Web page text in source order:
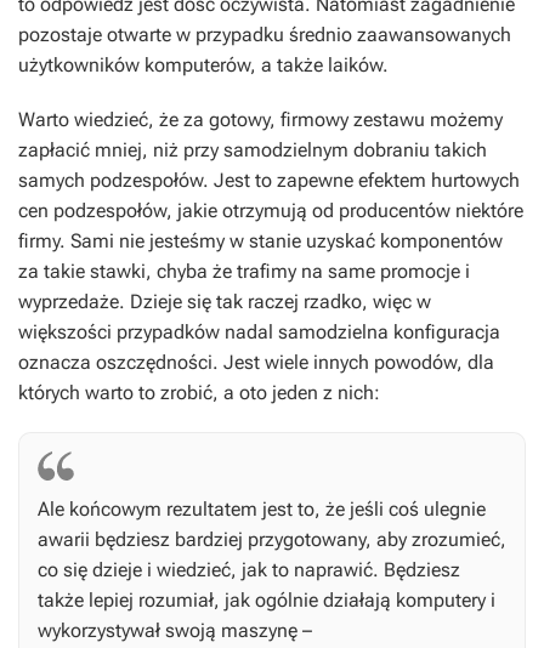
pozostaje otwarte w przypadku średnio zaawansowanych
użytkowników komputerów, a także laików.
Warto wiedzieć, że za gotowy, firmowy zestawu możemy
zapłacić mniej, niż przy samodzielnym dobraniu takich
samych podzespołów. Jest to zapewne efektem hurtowych
cen podzespołów, jakie otrzymują od producentów niektóre
firmy. Sami nie jesteśmy w stanie uzyskać komponentów
za takie stawki, chyba że trafimy na same promocje i
wyprzedaże. Dzieje się tak raczej rzadko, więc w
większości przypadków nadal samodzielna konfiguracja
oznacza oszczędności. Jest wiele innych powodów, dla
których warto to zrobić, a oto jeden z nich:
Ale końcowym rezultatem jest to, że jeśli coś ulegnie
awarii będziesz bardziej przygotowany, aby zrozumieć,
co się dzieje i wiedzieć, jak to naprawić. Będziesz
także lepiej rozumiał, jak ogólnie działają komputery i
wykorzystywał swoją maszynę –